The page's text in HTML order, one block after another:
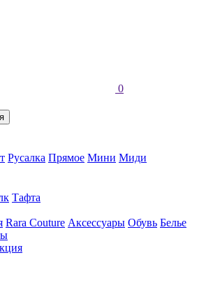
0
Русалка Прямое Мини Миди
Тафта
Rara Couture Аксессуары Обувь Белье